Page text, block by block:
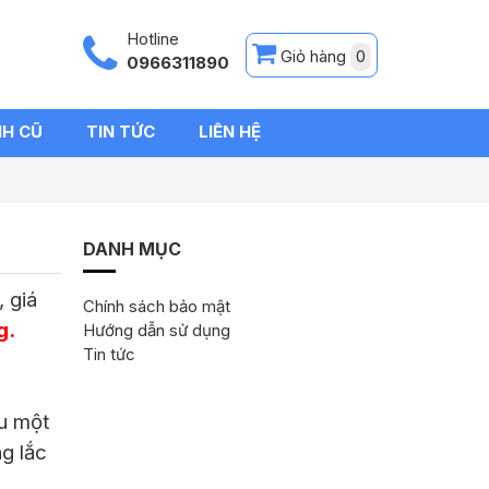
Hotline
0966311890
Giỏ hàng 0
CŨ TIN TỨC LIÊN HỆ
giá
một
lắc
DANH MỤC
Chính sách bảo mật
Hướng dẫn sử dụng
Tin tức